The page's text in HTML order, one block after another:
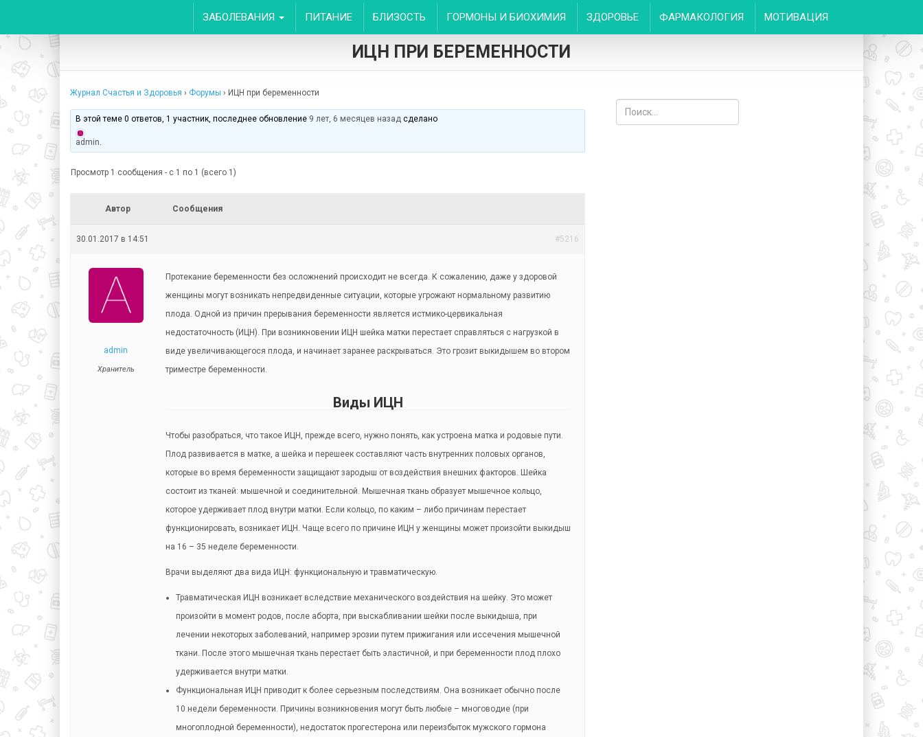
ЗАБОЛЕВАНИЯ ПИТАНИЕ БЛИЗОСТЬ ГОРМОНЫ И БИОХИМИЯ ЗДОРОВЬЕ ФАРМАКОЛОГИЯ МОТИВАЦИЯ
ИЦН ПРИ БЕРЕМЕННОСТИ
Журнал Счастья и Здоровья › Форумы › ИЦН при беременности
В этой теме 0 ответов, 1 участник, последнее обновление 9 лет, 6 месяцев назад сделано
admin.
Просмотр 1 сообщения - с 1 по 1 (всего 1)
Автор Сообщения
30.01.2017 в 14:51 #5216
admin
Хранитель
Протекание беременности без осложнений происходит не всегда. К сожалению, даже у здоровой
женщины могут возникать непредвиденные ситуации, которые угрожают нормальному развитию
плода. Одной из причин прерывания беременности является истмико-цервикальная
недостаточность (ИЦН). При возникновении ИЦН шейка матки перестает справляться с нагрузкой в
виде увеличивающегося плода, и начинает заранее раскрываться. Это грозит выкидышем во втором
триместре беременности.
Виды ИЦН
Чтобы разобраться, что такое ИЦН, прежде всего, нужно понять, как устроена матка и родовые пути.
Плод развивается в матке, а шейка и перешеек составляют часть внутренних половых органов,
которые во время беременности защищают зародыш от воздействия внешних факторов. Шейка
состоит из тканей: мышечной и соединительной. Мышечная ткань образует мышечное кольцо,
которое удерживает плод внутри матки. Если кольцо, по каким – либо причинам перестает
функционировать, возникает ИЦН. Чаще всего по причине ИЦН у женщины может произойти выкидыш
на 16 – 35 неделе беременности.
Врачи выделяют два вида ИЦН: функциональную и травматическую.
Травматическая ИЦН возникает вследствие механического воздействия на шейку. Это может
произойти в момент родов, после аборта, при выскабливании шейки после выкидыша, при
лечении некоторых заболеваний, например эрозии путем прижигания или иссечения мышечной
ткани. После этого мышечная ткань перестает быть эластичной, и при беременности плод плохо
удерживается внутри матки.
Функциональная ИЦН приводит к более серьезным последствиям. Она возникает обычно после
10 недели беременности. Причины возникновения могут быть любые – многоводие (при
многоплодной беременности), недостаток прогестерона или переизбыток мужского гормона